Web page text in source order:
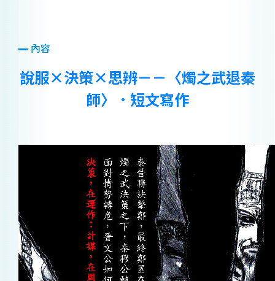
內容
說服×決策×思辨－－〈燭之武退秦
師〉．短文寫作